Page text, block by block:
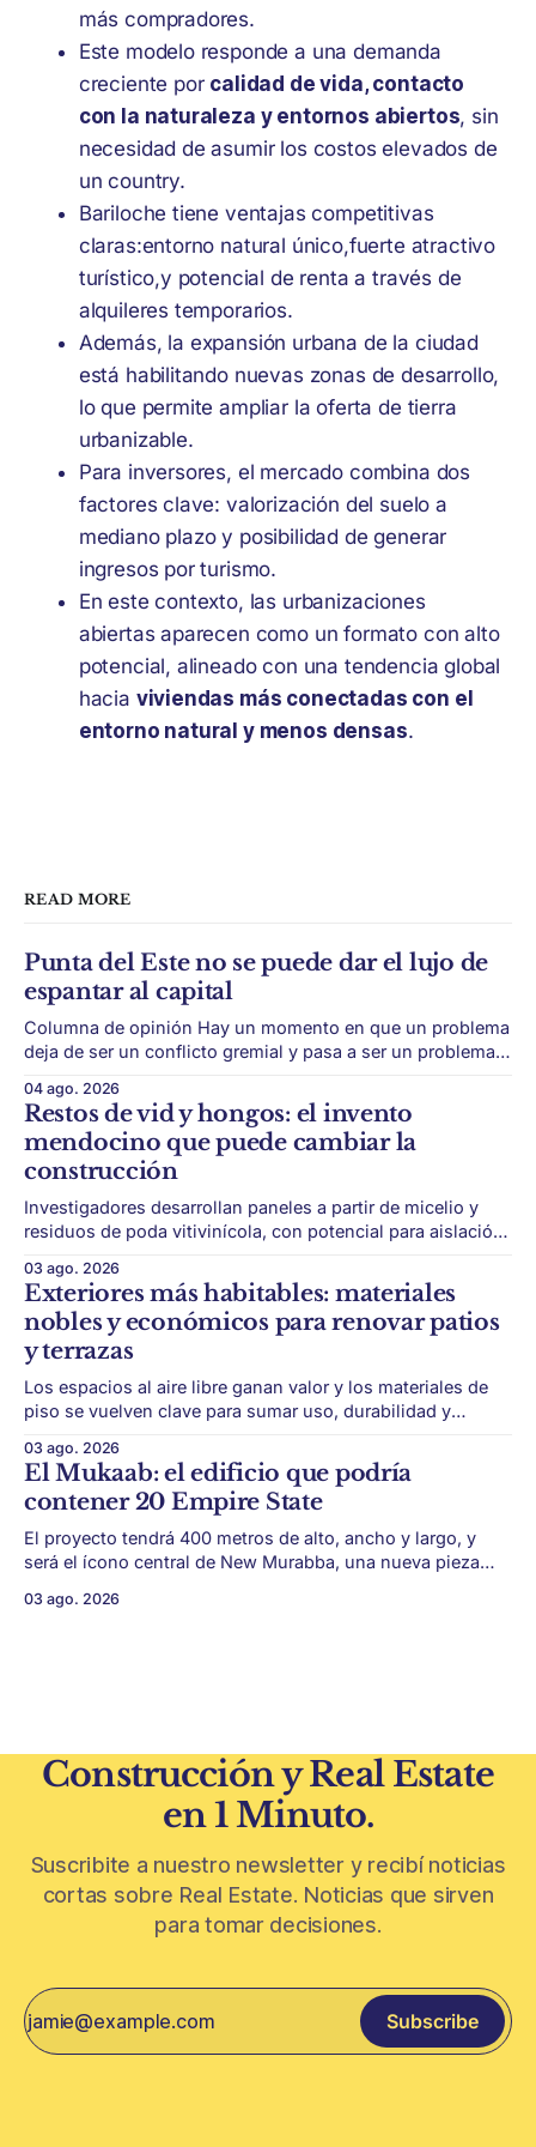
más compradores.
Este modelo responde a una demanda
creciente por calidad de vida, contacto
con la naturaleza y entornos abiertos, sin
necesidad de asumir los costos elevados de
un country.
Bariloche tiene ventajas competitivas
claras:entorno natural único,fuerte atractivo
turístico,y potencial de renta a través de
alquileres temporarios.
Además, la expansión urbana de la ciudad
está habilitando nuevas zonas de desarrollo,
lo que permite ampliar la oferta de tierra
urbanizable.
Para inversores, el mercado combina dos
factores clave: valorización del suelo a
mediano plazo y posibilidad de generar
ingresos por turismo.
En este contexto, las urbanizaciones
abiertas aparecen como un formato con alto
potencial, alineado con una tendencia global
hacia viviendas más conectadas con el
entorno natural y menos densas.
READ MORE
Punta del Este no se puede dar el lujo de
espantar al capital
Columna de opinión Hay un momento en que un problema
deja de ser un conflicto gremial y pasa a ser un problema
sin rodeos: lo que está en juego en Punta del Este no es
una obra, ni una temporada,
04 ago. 2026
Restos de vid y hongos: el invento
mendocino que puede cambiar la
construcción
Investigadores desarrollan paneles a partir de micelio y
residuos de poda vitivinícola, con potencial para aislación
puede convertir un residuo vitivinícola en un material de
construcción. El desarrollo parte de restos de poda de vid
y micelio, la parte vegetativa de los
03 ago. 2026
Exteriores más habitables: materiales
nobles y económicos para renovar patios
y terrazas
Los espacios al aire libre ganan valor y los materiales de
piso se vuelven clave para sumar uso, durabilidad y
y terrazas se volvieron protagonistas de la vivienda.
Después de años en los que el exterior era visto como un
plus,
03 ago. 2026
El Mukaab: el edificio que podría
contener 20 Empire State
El proyecto tendrá 400 metros de alto, ancho y largo, y
será el ícono central de New Murabba, una nueva pieza
avanza con una de las obras más ambiciosas del
03 ago. 2026
Construcción y Real Estate
en 1 Minuto.
Suscribite a nuestro newsletter y recibí noticias
cortas sobre Real Estate. Noticias que sirven
para tomar decisiones.
Subscribe